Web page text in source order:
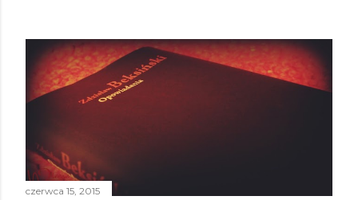
czerwca 15, 2015